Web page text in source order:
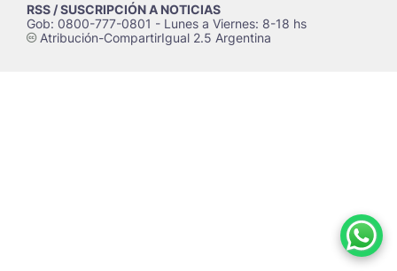
RSS / SUSCRIPCIÓN A NOTICIAS
Gob: 0800-777-0801 - Lunes a Viernes: 8-18 hs
cAtribución-CompartirIgual 2.5 Argentina